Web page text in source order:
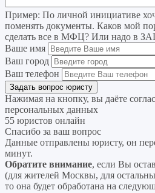
Пример: По личной инициативе
поменять документы. Каков мой
сделать все в МФЦ? Или надо в
Ваше имя
Ваш город
Ваш телефон
Нажимая на кнопку, вы даёте
персональных данных
55 юристов онлайн
Спасибо за ваш вопрос
Данные отправлены юристу, он
минут.
Обратите внимание, если Вы
(для жителей Москвы, для
то она будет обработана на